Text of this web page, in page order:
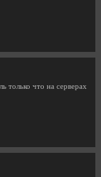
только что на серверах